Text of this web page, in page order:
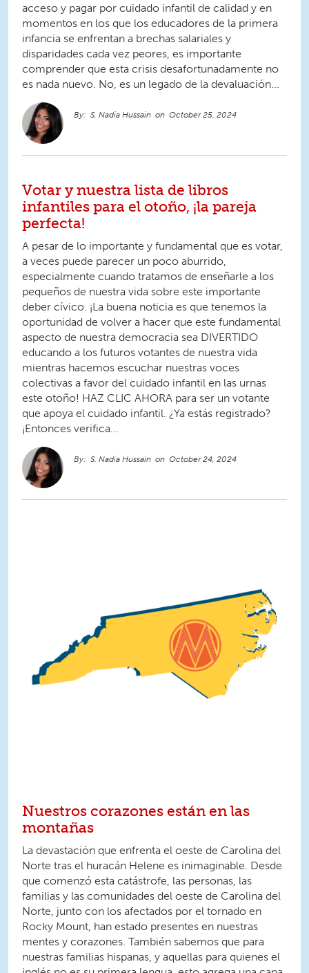
acceso y pagar por cuidado infantil de calidad y en
momentos en los que los educadores de la primera
infancia se enfrentan a brechas salariales y
disparidades cada vez peores, es importante
comprender que esta crisis desafortunadamente no
es nada nuevo. No, es un legado de la devaluación...
S. Nadia Hussain October 25, 2024
Votar y nuestra lista de libros
infantiles para el otoño, ¡la pareja
perfecta!
A pesar de lo importante y fundamental que es votar,
a veces puede parecer un poco aburrido,
especialmente cuando tratamos de enseñarle a los
pequeños de nuestra vida sobre este importante
deber cívico. ¡La buena noticia es que tenemos la
oportunidad de volver a hacer que este fundamental
aspecto de nuestra democracia sea DIVERTIDO
educando a los futuros votantes de nuestra vida
mientras hacemos escuchar nuestras voces
colectivas a favor del cuidado infantil en las urnas
este otoño! HAZ CLIC AHORA para ser un votante
que apoya el cuidado infantil. ¿Ya estás registrado?
¡Entonces verifica...
S. Nadia Hussain October 24, 2024
Nuestros corazones están en las
montañas
La devastación que enfrenta el oeste de Carolina del
Norte tras el huracán Helene es inimaginable. Desde
que comenzó esta catástrofe, las personas, las
familias y las comunidades del oeste de Carolina del
Norte, junto con los afectados por el tornado en
Rocky Mount, han estado presentes en nuestras
mentes y corazones. También sabemos que para
nuestras familias hispanas, y aquellas para quienes el